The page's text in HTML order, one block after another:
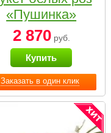
Заказать в один клик
«Пушинка»
2 870руб.
Купить